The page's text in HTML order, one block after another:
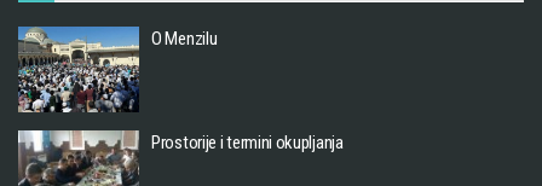
O Menzilu
Prostorije i termini okupljanja